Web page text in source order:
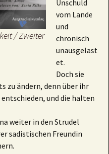
/ Zweiter
Unschuld
vom Lande
und
chronisch
unausgelast
et.
Doch sie
zu ändern, denn über ihr
und die halten
weiter in den Strudel
sadistischen Freundin